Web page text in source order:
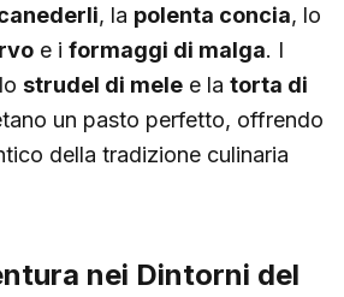
, la polenta concia, lo
e i formaggi di malga. I
strudel di mele e la torta di
un pasto perfetto, offrendo
della tradizione culinaria
nei Dintorni del